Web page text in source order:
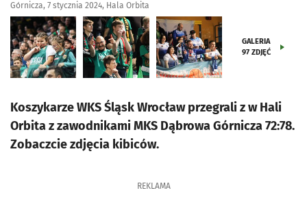
Górnicza, 7 stycznia 2024, Hala Orbita
GALERIA
97 ZDJĘĆ
Koszykarze WKS Śląsk Wrocław przegrali z w Hali
Orbita z zawodnikami MKS Dąbrowa Górnicza 72:78.
Zobaczcie zdjęcia kibiców.
REKLAMA